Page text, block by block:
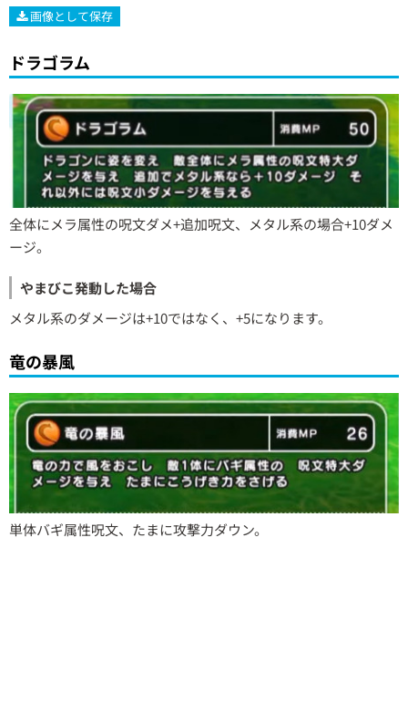
画像として保存
ドラゴラム
全体にメラ属性の呪文ダメ+追加呪文、メタル系の場合+10ダメ
ージ。
やまびこ発動した場合
メタル系のダメージは+10ではなく、+5になります。
竜の暴風
単体バギ属性呪文、たまに攻撃力ダウン。